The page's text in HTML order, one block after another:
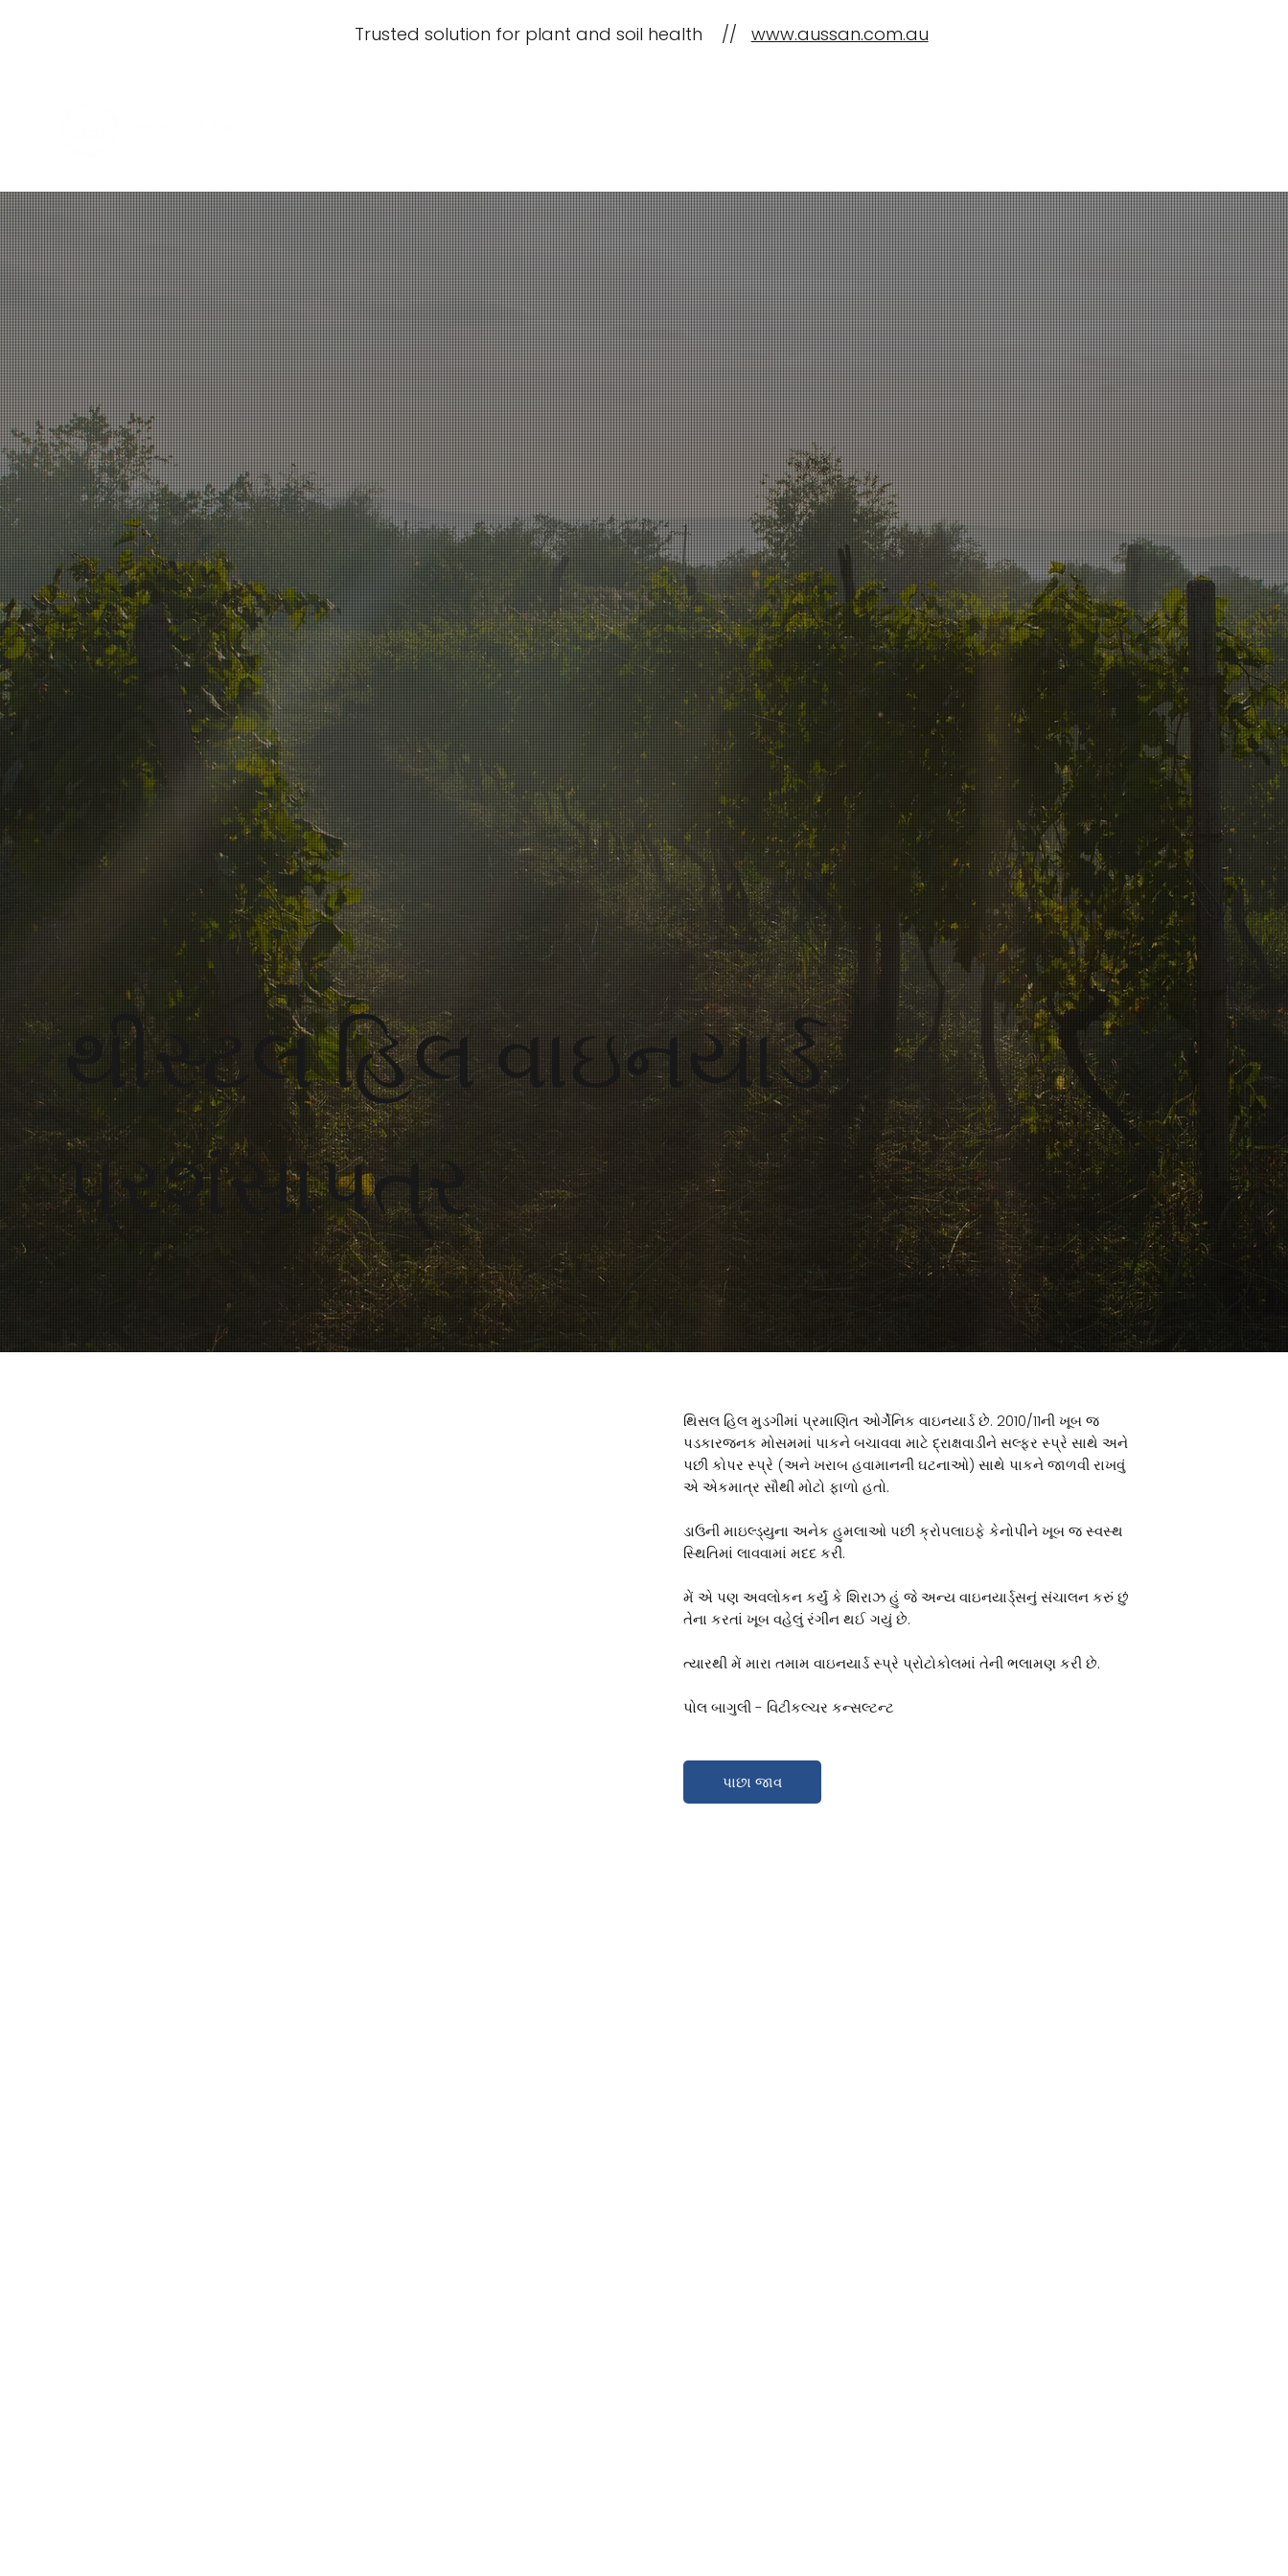
Trusted solution for plant and soil health // www.aussan.com.au
થીસ્ટલ હિલ વાઇનયાર્ડ
પ્રશંસાપત્ર
થિસલ હિલ મુડગીમાં પ્રમાણિત ઓર્ગેનિક વાઇનયાર્ડ છે. 2010/11ની ખૂબ જ
પડકારજનક મોસમમાં પાકને બચાવવા માટે દ્રાક્ષવાડીને સલ્ફર સ્પ્રે સાથે અને
પછી કોપર સ્પ્રે (અને ખરાબ હવામાનની ઘટનાઓ) સાથે પાકને જાળવી રાખવું
એ એકમાત્ર સૌથી મોટો ફાળો હતો.
ડાઉની માઇલ્ડ્યુના અનેક હુમલાઓ પછી ક્રોપલાઇફે કેનોપીને ખૂબ જ સ્વસ્થ
સ્થિતિમાં લાવવામાં મદદ કરી.
મેં એ પણ અવલોકન કર્યું કે શિરાઝ હું જે અન્ય વાઇનયાર્ડ્સનું સંચાલન કરું છું
તેના કરતાં ખૂબ વહેલું રંગીન થઈ ગયું છે.
ત્યારથી મેં મારા તમામ વાઇનયાર્ડ સ્પ્રે પ્રોટોકોલમાં તેની ભલામણ કરી છે.
પોલ બાગુલી - વિટીકલ્ચર કન્સલ્ટન્ટ
પાછા જાવ